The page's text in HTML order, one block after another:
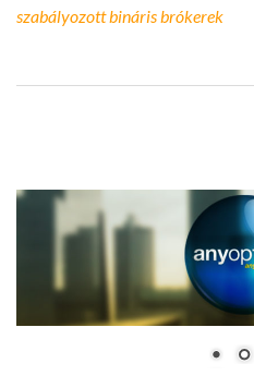
szabályozott bináris brókerek